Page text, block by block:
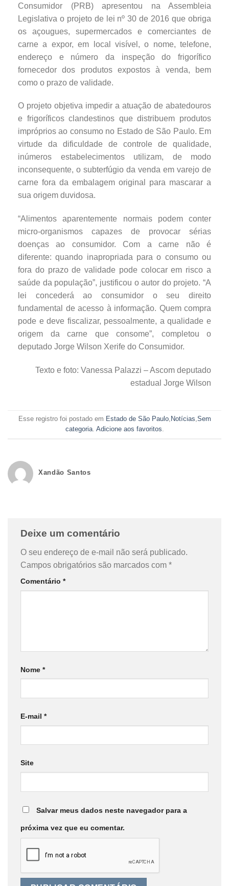
Consumidor (PRB) apresentou na Assembleia
Legislativa o projeto de lei nº 30 de 2016 que obriga
os açougues, supermercados e comerciantes de
carne a expor, em local visível, o nome, telefone,
endereço e número da inspeção do frigorífico
fornecedor dos produtos expostos à venda, bem
como o prazo de validade.
O projeto objetiva impedir a atuação de abatedouros
e frigoríficos clandestinos que distribuem produtos
impróprios ao consumo no Estado de São Paulo. Em
virtude da dificuldade de controle de qualidade,
inúmeros estabelecimentos utilizam, de modo
inconsequente, o subterfúgio da venda em varejo de
carne fora da embalagem original para mascarar a
sua origem duvidosa.
“Alimentos aparentemente normais podem conter
micro-organismos capazes de provocar sérias
doenças ao consumidor. Com a carne não é
diferente: quando inapropriada para o consumo ou
fora do prazo de validade pode colocar em risco a
saúde da população”, justificou o autor do projeto. “A
lei concederá ao consumidor o seu direito
fundamental de acesso à informação. Quem compra
pode e deve fiscalizar, pessoalmente, a qualidade e
origem da carne que consome”, completou o
deputado Jorge Wilson Xerife do Consumidor.
Texto e foto: Vanessa Palazzi – Ascom deputado
estadual Jorge Wilson
Esse registro foi postado em Estado de São Paulo, Notícias,Sem
categoria. Adicione aos favoritos.
Xandão Santos
Deixe um comentário
O seu endereço de e-mail não será publicado.
Campos obrigatórios são marcados com *
Comentário *
Nome *
E-mail *
Site
Salvar meus dados neste navegador para a
próxima vez que eu comentar.